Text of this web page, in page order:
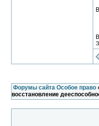
Форумы сайта Особое право
восстановление